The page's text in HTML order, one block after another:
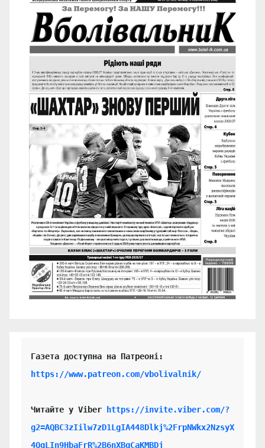
https://www.patreon.com/vbolivalnik/
Читайте у Viber
https://invite.viber.com/?
g2=AQBC3zIilw7zD1LgIA448Dlkj%2FrpNWkx2NzsyX
4QgLIn9HbaFrR%2B6nXBgCaKMBDj